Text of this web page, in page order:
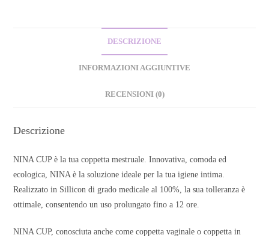
DESCRIZIONE
INFORMAZIONI AGGIUNTIVE
RECENSIONI (0)
Descrizione
NINA CUP è la tua coppetta mestruale. Innovativa, comoda ed
ecologica, NINA è la soluzione ideale per la tua igiene intima.
Realizzato in Sillicon di grado medicale al 100%, la sua tolleranza è
ottimale, consentendo un uso prolungato fino a 12 ore.
NINA CUP, conosciuta anche come coppetta vaginale o coppetta in